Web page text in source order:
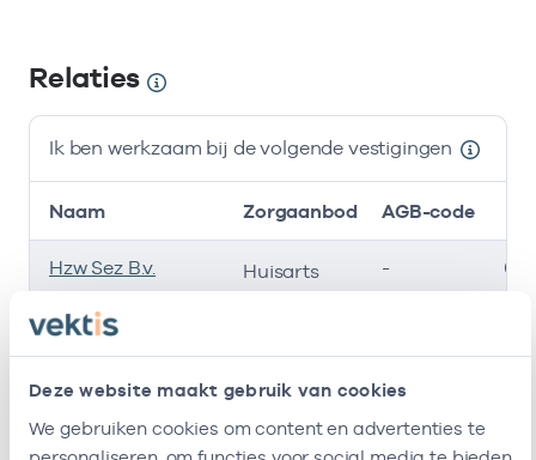
Deze website maakt gebruik van cookies
We gebruiken cookies om content en advertenties te
Relaties
Ik ben werkzaam bij de volgende vestigingen
Naam Zorgaanbod AGB-code
Hzw Sez B.v. Huisarts - 01-
Huisartsenpraktijk
Overwhere
Waterland